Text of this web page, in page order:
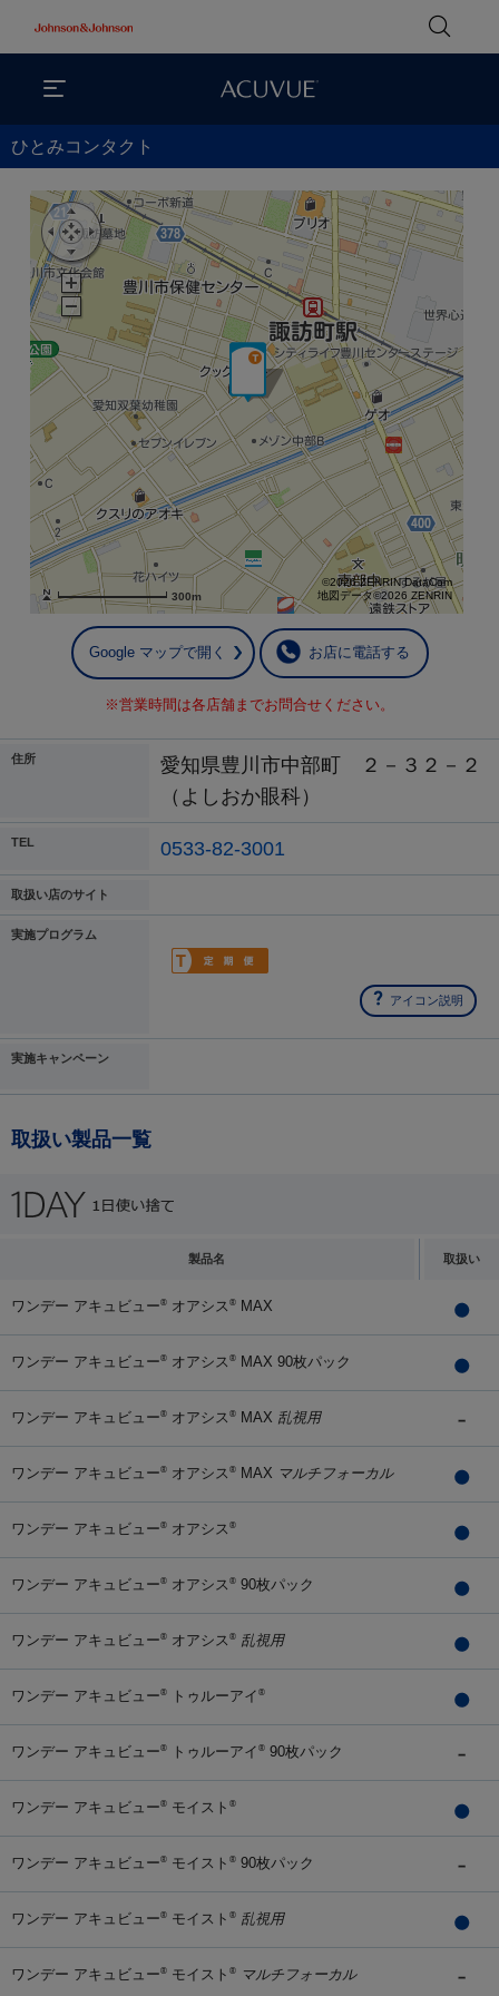
ひとみコンタクト
300m
©2026 ZENRIN DataCom
地図データ©2026 ZENRIN
Google マップで開く お店に電話する
※営業時間は各店舗までお問合せください。
住所
愛知県豊川市中部町 ２－３２－２
（よしおか眼科）
TEL 0533-82-3001
取扱い店のサイト
実施プログラム
アイコン説明
実施キャンペーン
取扱い製品一覧
製品名 取扱い
ワンデー アキュビュー® オアシス ® MAX
ワンデー アキュビュー® オアシス ® MAX 90枚パック
ワンデー アキュビュー® オアシス ® MAX 乱視用
ワンデー アキュビュー® オアシス ® MAX マルチフォーカル
ワンデー アキュビュー® オアシス ®
ワンデー アキュビュー® オアシス ® 90枚パック
ワンデー アキュビュー® オアシス ® 乱視用
ワンデー アキュビュー® トゥルーアイ ®
ワンデー アキュビュー® トゥルーアイ ® 90枚パック
ワンデー アキュビュー® モイスト ®
ワンデー アキュビュー® モイスト ® 90枚パック
ワンデー アキュビュー® モイスト ® 乱視用
ワンデー アキュビュー® モイスト ® マルチフォーカル